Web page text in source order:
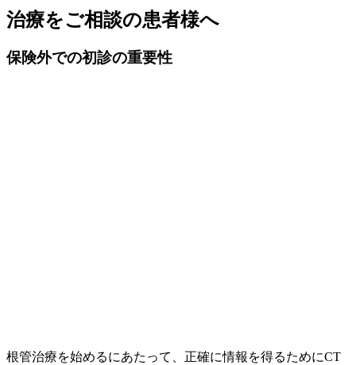
治療をご相談の患者様へ
保険外での初診の重要性
根管治療を始めるにあたって、正確に情報を得るためにCT